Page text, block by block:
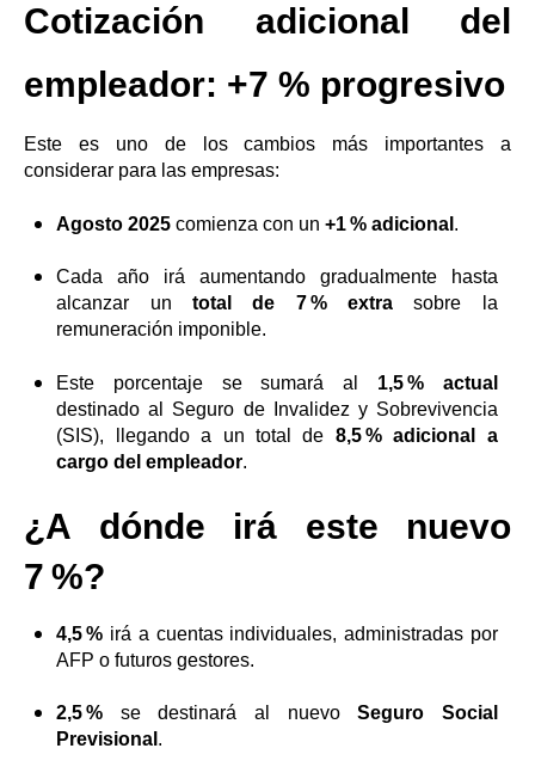
Cotización adicional del
empleador: +7 % progresivo
Este es uno de los cambios más importantes a
considerar para las empresas:
Agosto 2025 comienza con un+1 % adicional .
Cada año irá aumentando gradualmente hasta
alcanzar un total de 7 % extra sobre la
remuneración imponible.
Este porcentaje se sumará al 1,5 % actual
destinado al Seguro de Invalidez y Sobrevivencia
(SIS), llegando a un total de 8,5 % adicional a
cargo del empleador.
¿A dónde irá este nuevo
7 %?
4,5 % irá a cuentas individuales, administradas por
AFP o futuros gestores.
2,5 % se destinará al nuevoSeguro Social
Previsional .